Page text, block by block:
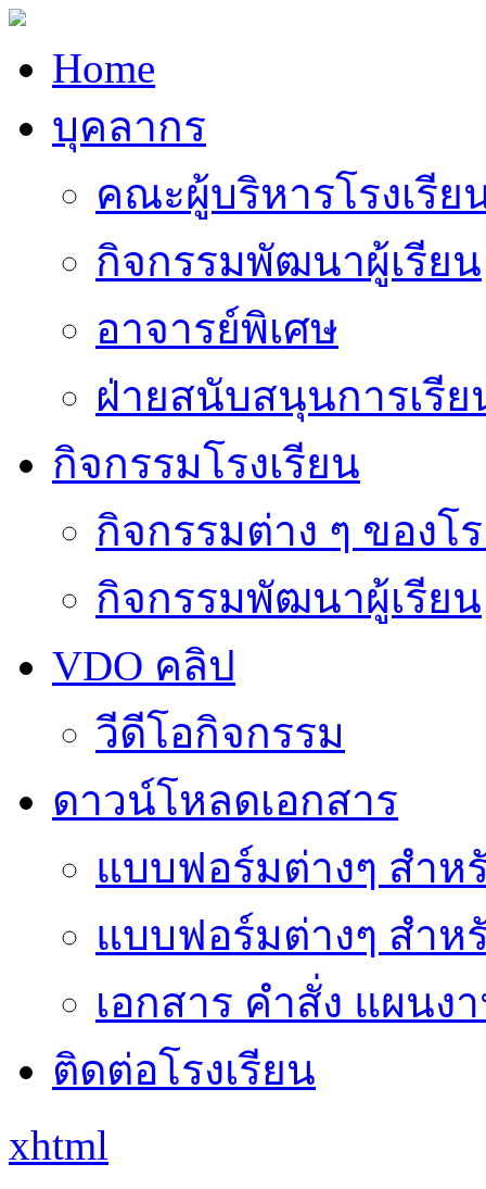
Home
บุคลากร
คณะผู้บริหารโรงเรีย
กิจกรรมพัฒนาผู้เรียน
อาจารย์พิเศษ
ฝ่ายสนับสนุนการเรี
กิจกรรมโรงเรียน
กิจกรรมต่าง ๆ ของโ
กิจกรรมพัฒนาผู้เรียน
VDO คลิป
วีดีโอกิจกรรม
ดาวน์โหลดเอกสาร
แบบฟอร์มต่างๆ สำห
แบบฟอร์มต่างๆ สำห
เอกสาร คำสั่ง แผนง
ติดต่อโรงเรียน
xhtml